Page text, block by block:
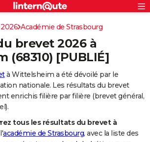
ville
Rechercher
S'inscrire
Connexion
Académie de Strasbourg
brevet 2026 à
(68310) [PUBLIÉ]
à Wittelsheim a été dévoilé par le
nationale. Les résultats du brevet
enrichis filière par filière (brevet général,
tous les résultats du brevet à
académie de Strasbourg, avec la liste des